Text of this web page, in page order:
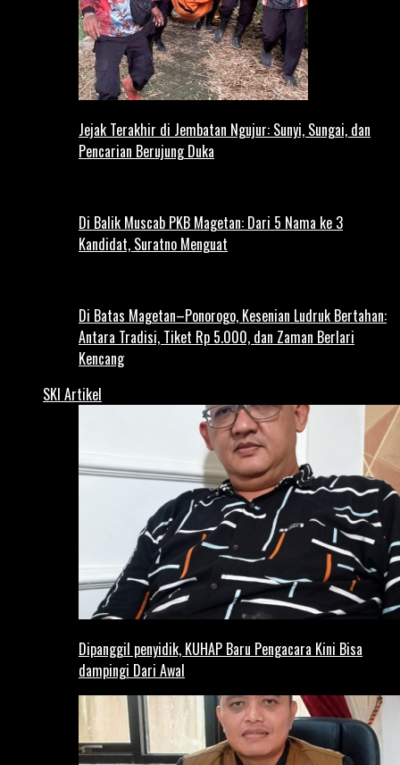
Jejak Terakhir di Jembatan Ngujur: Sunyi, Sungai, dan
Pencarian Berujung Duka
Di Balik Muscab PKB Magetan: Dari 5 Nama ke 3
Kandidat, Suratno Menguat
Di Batas Magetan–Ponorogo, Kesenian Ludruk Bertahan:
Antara Tradisi, Tiket Rp 5.000, dan Zaman Berlari
Kencang
SKI Artikel
Dipanggil penyidik, KUHAP Baru Pengacara Kini Bisa
dampingi Dari Awal